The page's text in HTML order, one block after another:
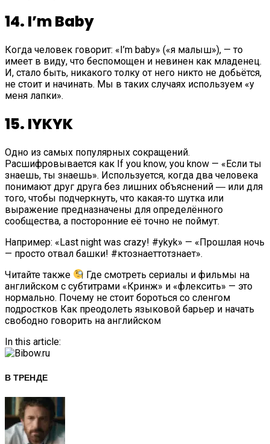
14. I’m Baby
Когда человек говорит: «I’m baby» («я малыш»), — то
имеет в виду, что беспомощен и невинен как младенец.
И, стало быть, никакого толку от него никто не добьётся,
не стоит и начинать. Мы в таких случаях используем «у
меня лапки».
15. IYKYK
Одно из самых популярных сокращений.
Расшифровывается как If you know, you know — «Если ты
знаешь, ты знаешь». Используется, когда два человека
понимают друг друга без лишних объяснений ― или для
того, чтобы подчеркнуть, что какая‑то шутка или
выражение предназначены для определённого
сообщества, а посторонние её точно не поймут.
Например: «Last night was crazy! #ykyk» — «Прошлая ночь
— просто отвал башки! #ктознаеттотзнает».
Читайте также
Где смотреть сериалы и фильмы на
английском с субтитрами «Кринж» и «флексить» — это
нормально. Почему не стоит бороться со сленгом
подростков Как преодолеть языковой барьер и начать
свободно говорить на английском
In this article:
В ТРЕНДЕ